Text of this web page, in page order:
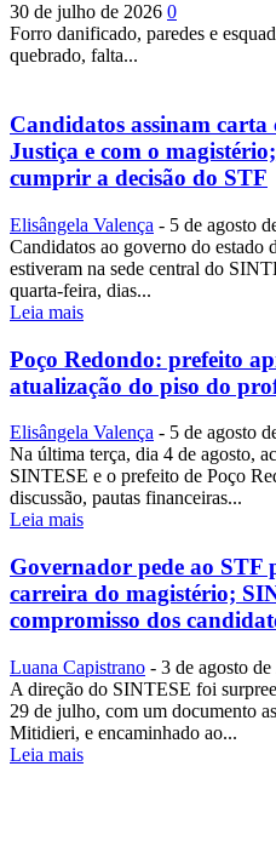
30 de julho de 2026 0
Forro danificado, paredes e
quebrado, falta...
Candidatos assinam carta
Justiça e com o
cumprir a decisão do STF
Elisângela Valença - 5 de agosto
Candidatos ao governo do estado
estiveram na sede central do
quarta-feira, dias...
Leia mais
Poço Redondo: prefeito
atualização do piso do
Elisângela Valença - 5 de agosto
Na última terça, dia 4 de agosto,
SINTESE e o prefeito de Poço
discussão, pautas financeiras...
Leia mais
Governador pede ao
carreira do magistério;
compromisso dos
Luana Capistrano - 3 de agosto
A direção do SINTESE foi
29 de julho, com um documento
Mitidieri, e encaminhado ao...
Leia mais